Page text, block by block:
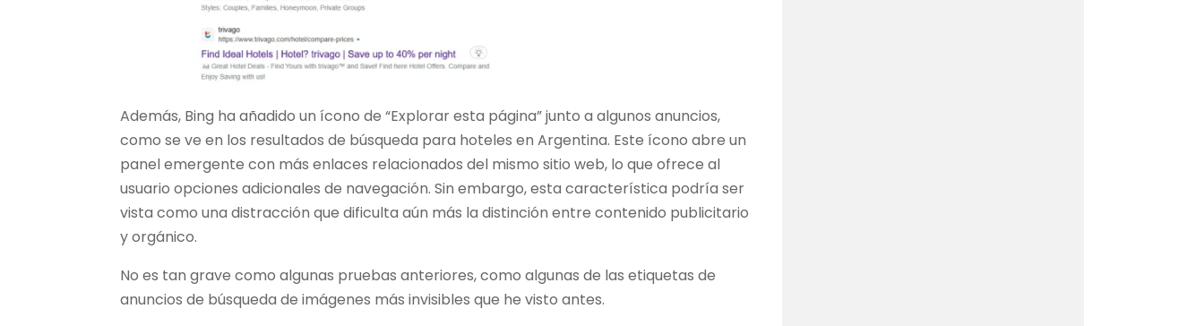
Además, Bing ha añadido un ícono de “Explorar esta página” junto a algunos anuncios,
como se ve en los resultados de búsqueda para hoteles en Argentina. Este ícono abre un
panel emergente con más enlaces relacionados del mismo sitio web, lo que ofrece al
usuario opciones adicionales de navegación. Sin embargo, esta característica podría ser
vista como una distracción que dificulta aún más la distinción entre contenido publicitario
y orgánico.
No es tan grave como algunas pruebas anteriores, como algunas de las etiquetas de
anuncios de búsqueda de imágenes más invisibles que he visto antes.